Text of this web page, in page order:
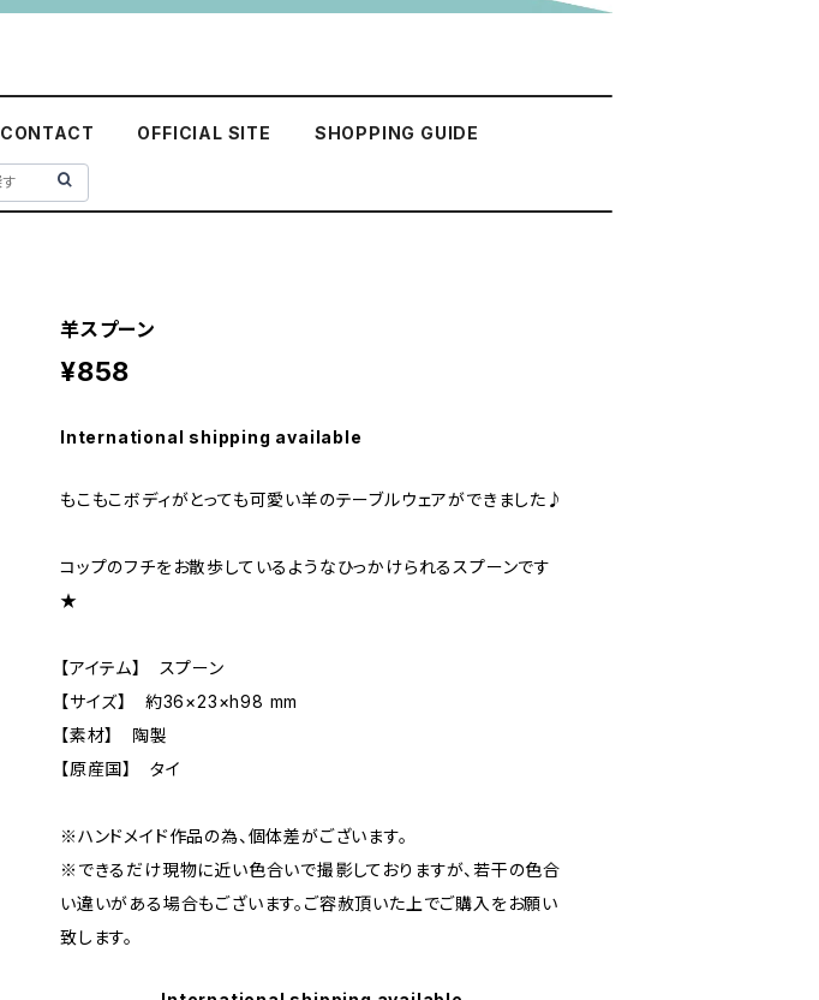
CONTACT OFFICIAL SITE SHOPPING GUIDE
羊スプーン
¥858
International shipping available
もこもこボディがとっても可愛い羊のテーブルウェアができました♪
コップのフチをお散歩しているようなひっかけられるスプーンです
★
【アイテム】 スプーン
【サイズ】 約36×23×h98 mm
【素材】 陶製
【原産国】 タイ
※ハンドメイド作品の為、個体差がございます。
※できるだけ現物に近い色合いで撮影しておりますが、若干の色合
い違いがある場合もございます。ご容赦頂いた上でご購入をお願い
致します。